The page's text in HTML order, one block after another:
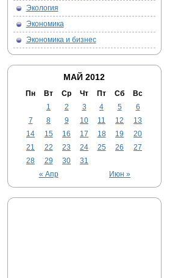
Экология
Экономика
Экономика и бизнес
МАЙ 2012
Пн Вт Ср Чт Пт Сб Вс
« Апр Июн »
1 2 3 4 5
6
7
8 9 10 11 12
13
14
15 16 17 18 19
20
21
22 23 24 25 26
27
28
29 30 31